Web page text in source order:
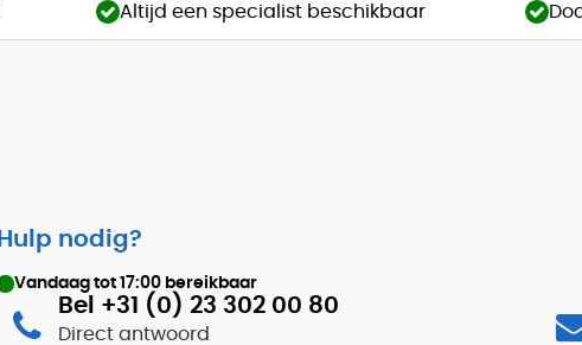
Altijd een specialist beschikbaar
Hulp nodig?
Vandaag tot 17:00 bereikbaar
Bel +31 (0) 23 302 00 80
Direct antwoord